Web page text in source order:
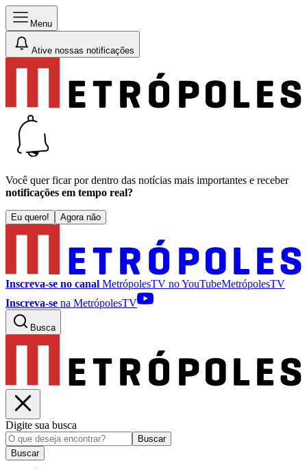
Menu
Ative nossas notificações
Você quer ficar por dentro das notícias mais importantes e receber
notificações em tempo real?
Eu quero! Agora não
Inscreva-se no canal MetrópolesTV noYouTubeMetrópolesTV
Inscreva-se na MetrópolesTV
Busca
Digite sua busca
Buscar
Buscar